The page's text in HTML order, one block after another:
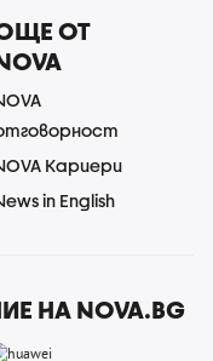
ОТ
Кариери
in English
НА NOVA.BG